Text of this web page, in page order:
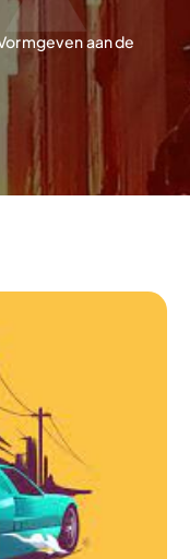
aan de